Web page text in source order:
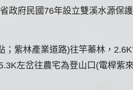
政府民國76年設立雙溪水源保
紫林產業道路)往竿蓁林，
左岔往農宅為登山口(電桿紫